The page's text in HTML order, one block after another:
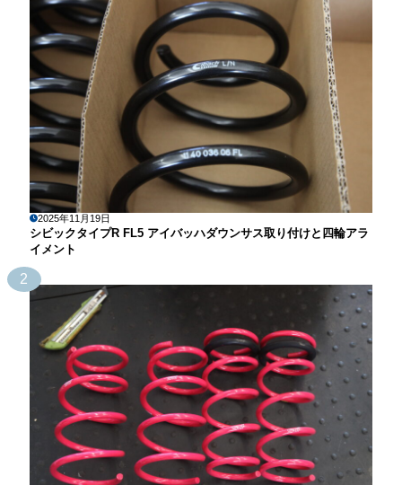
2025年11月19日
シビックタイプR FL5 アイバッハダウンサス取り付けと四輪アラ
イメント
2